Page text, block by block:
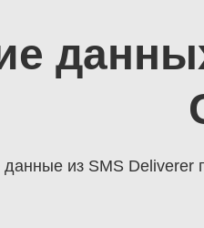
данные из SMS Deliverer